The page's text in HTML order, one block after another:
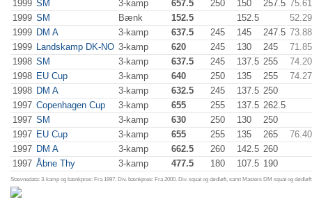
1999 SM 3-kamp 657.5 250 150 257.5 75.61
1999 SM Bænk 152.5 152.5
52.29
1999 DM A 3-kamp 637.5 245 145 247.5 73.88
1999 Landskamp DK-NO 3-kamp 620 245 130 245
71.85
1998 SM 3-kamp 637.5 245 137.5 255
74.20
1998 EU Cup 3-kamp 640 250 135 255
74.27
1998 DM A 3-kamp 632.5 245 137.5 250
1997 Copenhagen Cup 3-kamp 655 255 137.5 262.5
1997 SM 3-kamp 630 250 130
250
1997 EU Cup 3-kamp 655 255 135 265
76.40
1997 DM A 3-kamp 662.5 260 142.5 260
1997 Åbne Thy 3-kamp 477.5 180 107.5 190
Stævnedata: 3-kamp og bænkpres: Fra 1997. Div. bænkpres: Fra 2000. Div. squat og dødløft, samt Masters DM squat og